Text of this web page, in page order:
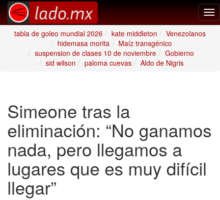
tabla de goleo mundial 2026
kate middleton
Venezolanos
hidemasa morita
Maíz transgénico
suspension de clases 10 de noviembre
Gobierno
sid wilson
paloma cuevas Aldo de Nigris
Simeone tras la
eliminación: “No ganamos
nada, pero llegamos a
lugares que es muy difícil
llegar”